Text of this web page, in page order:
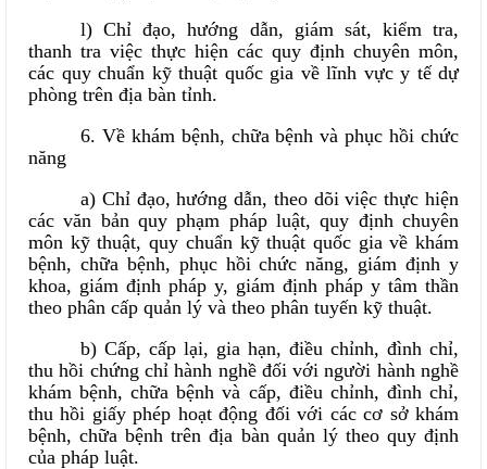
l) Chỉ đạo, hướng dẫn, giám sát, kiểm tra,
thanh tra việc thực hiện các quy định chuyên môn,
các quy chuẩn kỹ thuật quốc gia về lĩnh vực y tế dự
phòng trên địa bàn tỉnh.
6. Về khám bệnh, chữa bệnh và phục hồi chức
năng
a) Chỉ đạo, hướng dẫn, theo dõi việc thực hiện
các văn bản quy phạm pháp luật, quy định chuyên
môn kỹ thuật, quy chuẩn kỹ thuật quốc gia về khám
bệnh, chữa bệnh, phục hồi chức năng, giám định y
khoa, giám định pháp y, giám định pháp y tâm thần
theo phân cấp quản lý và theo phân tuyến kỹ thuật.
b) Cấp, cấp lại, gia hạn, điều chỉnh, đình chỉ,
thu hồi chứng chỉ hành nghề đối với người hành nghề
khám bệnh, chữa bệnh và cấp, điều chỉnh, đình chỉ,
thu hồi giấy phép hoạt động đối với các cơ sở khám
bệnh, chữa bệnh trên địa bàn quản lý theo quy định
của pháp luật.